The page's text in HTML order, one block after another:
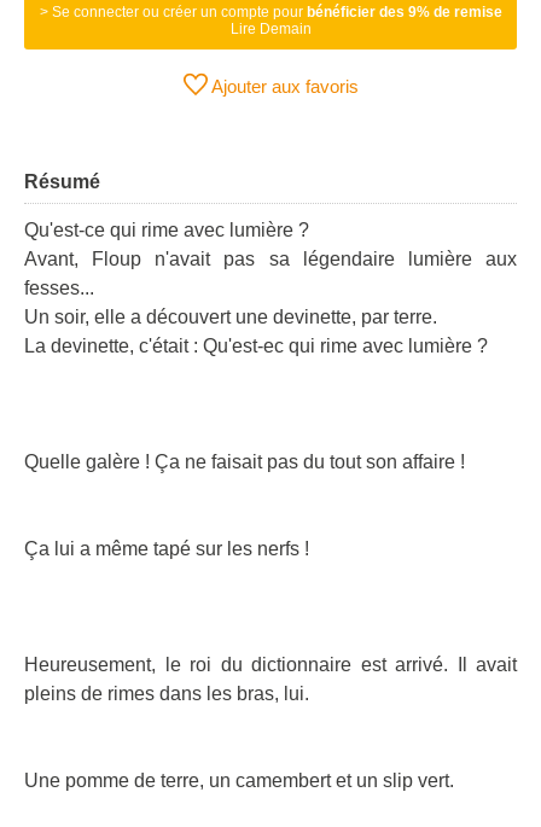
> Se connecter ou créer un compte pour bénéficier des 9% de remise
Lire Demain
Ajouter aux favoris
Résumé
Qu'est-ce qui rime avec lumière ?
Avant, Floup n'avait pas sa légendaire lumière aux
fesses...
Un soir, elle a découvert une devinette, par terre.
La devinette, c'était : Qu'est-ec qui rime avec lumière ?
Quelle galère ! Ça ne faisait pas du tout son affaire !
Ça lui a même tapé sur les nerfs !
Heureusement, le roi du dictionnaire est arrivé. Il avait
pleins de rimes dans les bras, lui.
Une pomme de terre, un camembert et un slip vert.